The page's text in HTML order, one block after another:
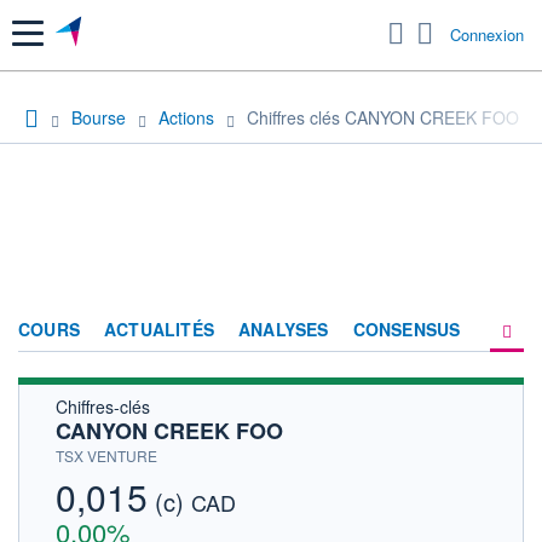
Menu Connexion
Bourse Actions Chiffres clés CANYON CREEK FOO
COURS ACTUALITÉS ANALYSES CONSENSUS
Chiffres-clés
CANYON CREEK FOO
TSX VENTURE
0,015 (c) CAD
0,00%